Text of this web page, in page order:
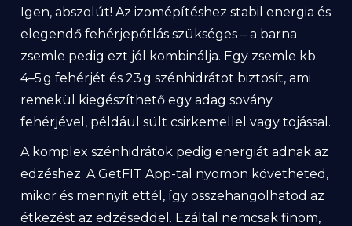
Igen, abszolút! Az izomépítéshez stabil energia és
elegendő fehérjepótlás szükséges – a barna
zsemle pedig ezt jól kombinálja. Egy zsemle kb.
4–5 g fehérjét és 23 g szénhidrátot biztosít, ami
remekül kiegészíthető egy adag sovány
fehérjével, például sült csirkemellel vagy tojással.
A komplex szénhidrátok pedig energiát adnak az
edzéshez. A GetFIT App-tal nyomon követheted,
mikor és mennyit ettél, így összehangolhatod az
étkezést az edzéseddel. Ezáltal nemcsak finom,